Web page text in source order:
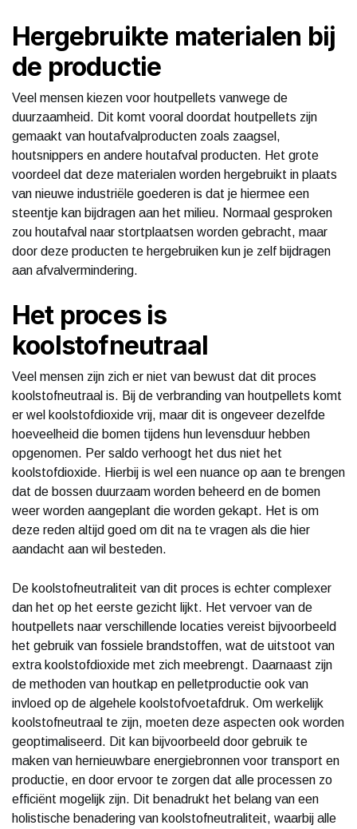
Hergebruikte materialen bij
de productie
Veel mensen kiezen voor houtpellets vanwege de
duurzaamheid. Dit komt vooral doordat houtpellets zijn
gemaakt van houtafvalproducten zoals zaagsel,
houtsnippers en andere houtafval producten. Het grote
voordeel dat deze materialen worden hergebruikt in plaats
van nieuwe industriële goederen is dat je hiermee een
steentje kan bijdragen aan het milieu. Normaal gesproken
zou houtafval naar stortplaatsen worden gebracht, maar
door deze producten te hergebruiken kun je zelf bijdragen
aan afvalvermindering.
Het proces is
koolstofneutraal
Veel mensen zijn zich er niet van bewust dat dit proces
koolstofneutraal is. Bij de verbranding van houtpellets komt
er wel koolstofdioxide vrij, maar dit is ongeveer dezelfde
hoeveelheid die bomen tijdens hun levensduur hebben
opgenomen. Per saldo verhoogt het dus niet het
koolstofdioxide. Hierbij is wel een nuance op aan te brengen
dat de bossen duurzaam worden beheerd en de bomen
weer worden aangeplant die worden gekapt. Het is om
deze reden altijd goed om dit na te vragen als die hier
aandacht aan wil besteden.
De koolstofneutraliteit van dit proces is echter complexer
dan het op het eerste gezicht lijkt. Het vervoer van de
houtpellets naar verschillende locaties vereist bijvoorbeeld
het gebruik van fossiele brandstoffen, wat de uitstoot van
extra koolstofdioxide met zich meebrengt. Daarnaast zijn
de methoden van houtkap en pelletproductie ook van
invloed op de algehele koolstofvoetafdruk. Om werkelijk
koolstofneutraal te zijn, moeten deze aspecten ook worden
geoptimaliseerd. Dit kan bijvoorbeeld door gebruik te
maken van hernieuwbare energiebronnen voor transport en
productie, en door ervoor te zorgen dat alle processen zo
efficiënt mogelijk zijn. Dit benadrukt het belang van een
holistische benadering van koolstofneutraliteit, waarbij alle